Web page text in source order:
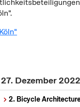
Dezember 2022
2. Bicycle